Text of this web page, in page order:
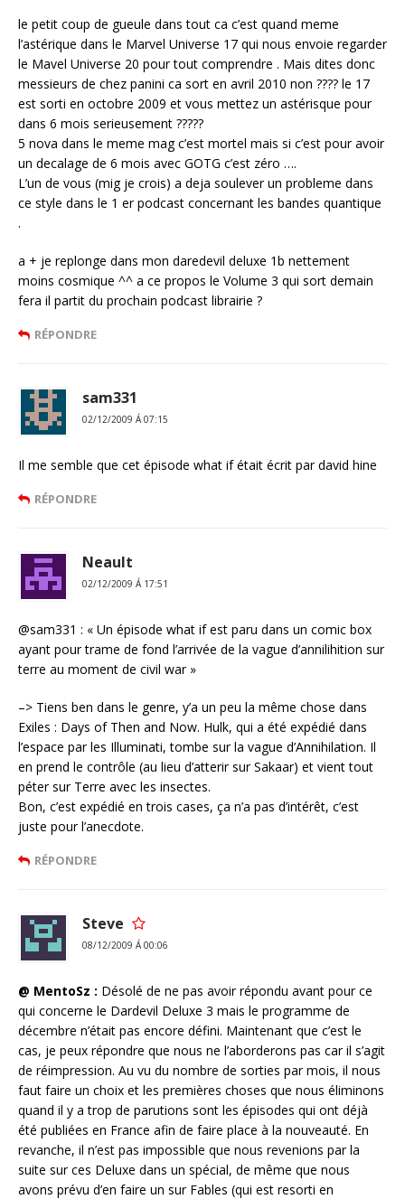
le petit coup de gueule dans tout ca c’est quand meme
l’astérique dans le Marvel Universe 17 qui nous envoie regarder
le Mavel Universe 20 pour tout comprendre . Mais dites donc
messieurs de chez panini ca sort en avril 2010 non ???? le 17
est sorti en octobre 2009 et vous mettez un astérisque pour
dans 6 mois serieusement ?????
5 nova dans le meme mag c’est mortel mais si c’est pour avoir
un decalage de 6 mois avec GOTG c’est zéro ….
L’un de vous (mig je crois) a deja soulever un probleme dans
ce style dans le 1 er podcast concernant les bandes quantique
.
a + je replonge dans mon daredevil deluxe 1b nettement
moins cosmique ^^ a ce propos le Volume 3 qui sort demain
fera il partit du prochain podcast librairie ?
RÉPONDRE
sam331
02/12/2009 Á 07:15
Il me semble que cet épisode what if était écrit par david hine
RÉPONDRE
Neault
02/12/2009 Á 17:51
@sam331 : « Un épisode what if est paru dans un comic box
ayant pour trame de fond l’arrivée de la vague d’annilihition sur
terre au moment de civil war »
–> Tiens ben dans le genre, y’a un peu la même chose dans
Exiles : Days of Then and Now. Hulk, qui a été expédié dans
l’espace par les Illuminati, tombe sur la vague d’Annihilation. Il
en prend le contrôle (au lieu d’atterir sur Sakaar) et vient tout
péter sur Terre avec les insectes.
Bon, c’est expédié en trois cases, ça n’a pas d’intérêt, c’est
juste pour l’anecdote.
RÉPONDRE
Steve
08/12/2009 Á 00:06
@ MentoSz : Désolé de ne pas avoir répondu avant pour ce
qui concerne le Dardevil Deluxe 3 mais le programme de
décembre n’était pas encore défini. Maintenant que c’est le
cas, je peux répondre que nous ne l’aborderons pas car il s’agit
de réimpression. Au vu du nombre de sorties par mois, il nous
faut faire un choix et les premières choses que nous éliminons
quand il y a trop de parutions sont les épisodes qui ont déjà
été publiées en France afin de faire place à la nouveauté. En
revanche, il n’est pas impossible que nous revenions par la
suite sur ces Deluxe dans un spécial, de même que nous
avons prévu d’en faire un sur Fables (qui est resorti en